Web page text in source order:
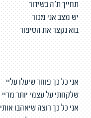
תחייך ת׳ה בשידור
יש מצב אני מכור
בוא נקצר את הסיפור
אני כל כך פוחד שיעלו עליי
שלקחתי על עצמי יותר מדיי
אני כל כך רוצה שיאהבו אותי